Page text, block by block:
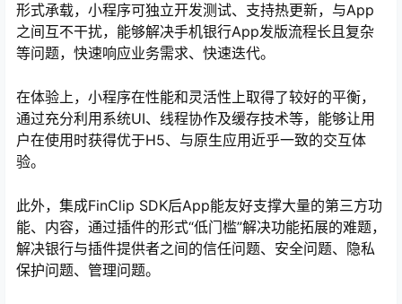
形式承载，小程序可独立开发测试、支持热更新，与App
之间互不干扰，能够解决手机银行App发版流程长且复杂
等问题，快速响应业务需求、快速迭代。
在体验上，小程序在性能和灵活性上取得了较好的平衡，
通过充分利用系统UI、线程协作及缓存技术等，能够让用
户在使用时获得优于H5、与原生应用近乎一致的交互体
验。
此外，集成FinClip SDK后App能友好支撑大量的第三方功
能、内容，通过插件的形式“低门槛”解决功能拓展的难题，
解决银行与插件提供者之间的信任问题、安全问题、隐私
保护问题、管理问题。